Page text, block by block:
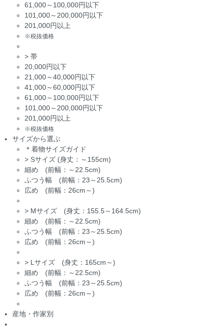
61,000～100,000円以下
101,000～200,000円以下
201,000円以上
※税抜価格
> 帯
20,000円以下
21,000～40,000円以下
41,000～60,000円以下
61,000～100,000円以下
101,000～200,000円以下
201,000円以上
※税抜価格
サイズから選ぶ
＊着物サイズガイド
> Sサイズ (身丈：～155cm)
細め (前幅：～22.5cm)
ふつう幅 (前幅：23～25.5cm)
広め (前幅：26cm～)
> Mサイズ (身丈：155.5～164.5cm)
細め (前幅：～22.5cm)
ふつう幅 (前幅：23～25.5cm)
広め (前幅：26cm～)
> Lサイズ (身丈：165cm～)
細め (前幅：～22.5cm)
ふつう幅 (前幅：23～25.5cm)
広め (前幅：26cm～)
産地・作家別